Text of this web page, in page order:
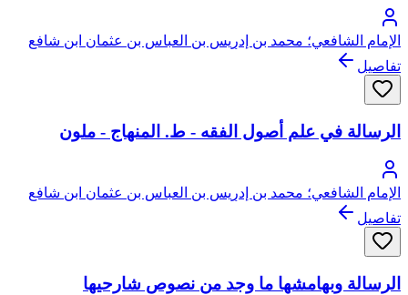
الإمام الشافعي؛ محمد بن إدريس بن العباس بن عثمان ابن شافع
الهاشمي القرشي المطلبي، أبو عبد الله
تفاصيل
الرسالة في علم أصول الفقه - ط. المنهاج - ملون
الإمام الشافعي؛ محمد بن إدريس بن العباس بن عثمان ابن شافع
الهاشمي القرشي المطلبي، أبو عبد الله
تفاصيل
الرسالة وبهامشها ما وجد من نصوص شارحيها